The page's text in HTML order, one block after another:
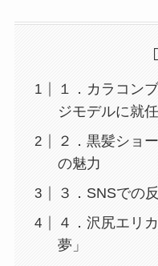
１．カラコン
ジモデルに就任
２．黒髪ショ
の魅力
３．SNSでの
４．沢尻エリ
夢」